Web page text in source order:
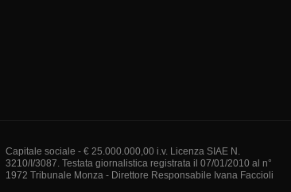
Capitale sociale - € 25.000.000,00 i.v. Licenza SIAE N.
3210/I/3087. Testata giornalistica registrata il 07/01/2010 al n°
1972 Tribunale Monza - Direttore Responsabile Ivana Faccioli